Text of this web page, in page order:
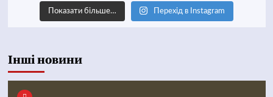
Показати більше… Перехід в Instagram
Інші новини